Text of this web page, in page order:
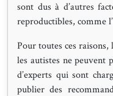
sont dus à d’autres
reproductibles, comme
Pour toutes ces raisons,
les autistes ne peuvent
d’experts qui sont
publier des